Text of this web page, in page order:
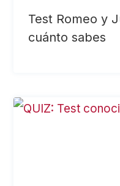
Test Romeo y
cuánto sabes